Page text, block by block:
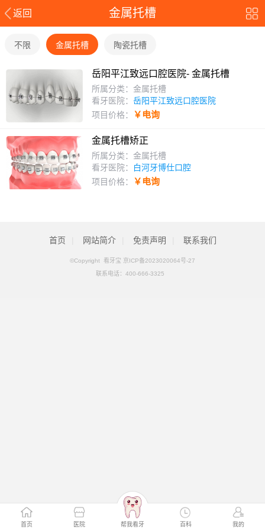
返回 金属托槽
首页 医院 帮我看牙 百科 我的
不限 金属托槽 陶瓷托槽
岳阳平江致远口腔医院- 金属托槽
所属分类：金属托槽
看牙医院： 岳阳平江致远口腔医院
项目价格：
￥电询
金属托槽矫正
所属分类：金属托槽
看牙医院：
白河牙博仕口腔
项目价格：
￥电询
首页 网站简介 免责声明 联系我们
©Copyright 看牙宝 京ICP备2023020064号-27
联系电话： 400-666-3325